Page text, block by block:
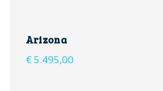
Arizona
€5.495,00